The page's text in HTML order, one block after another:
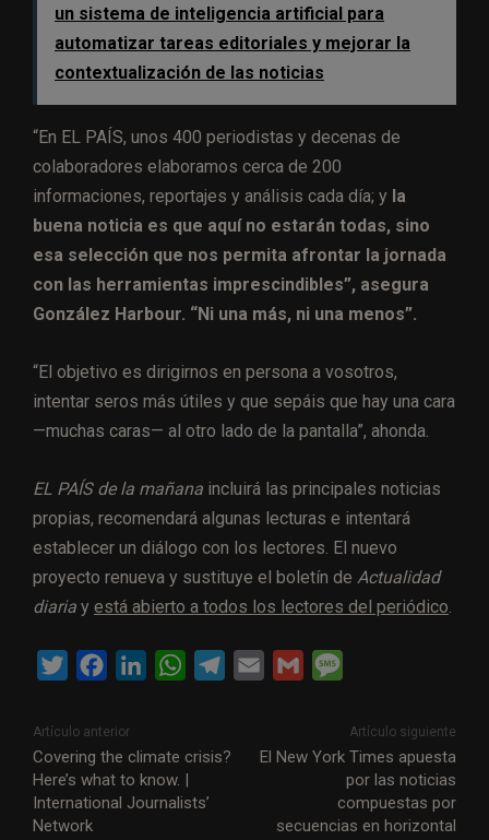
un sistema de inteligencia artificial para
automatizar tareas editoriales y mejorar la
contextualización de las noticias
“En EL PAÍS, unos 400 periodistas y decenas de
colaboradores elaboramos cerca de 200
informaciones, reportajes y análisis cada día; y la
buena noticia es que aquí no estarán todas, sino
esa selección que nos permita afrontar la jornada
con las herramientas imprescindibles”, asegura
González Harbour. “Ni una más, ni una menos”.
“El objetivo es dirigirnos en persona a vosotros,
intentar seros más útiles y que sepáis que hay una cara
—muchas caras— al otro lado de la pantalla”, ahonda.
EL PAÍS de la mañana incluirá las principales noticias
propias, recomendará algunas lecturas e intentará
establecer un diálogo con los lectores. El nuevo
proyecto renueva y sustituye el boletín de Actualidad
diaria y está abierto a todos los lectores del periódico.
i
t
t
e
c
e
b
k
e
W
t
s
e
i
i
s
s
a
g
Artículo anterior
Covering the climate crisis?
Here’s what to know. |
International Journalists’
Network
Artículo siguiente
El New York Times apuesta
por las noticias
compuestas por
secuencias en horizontal